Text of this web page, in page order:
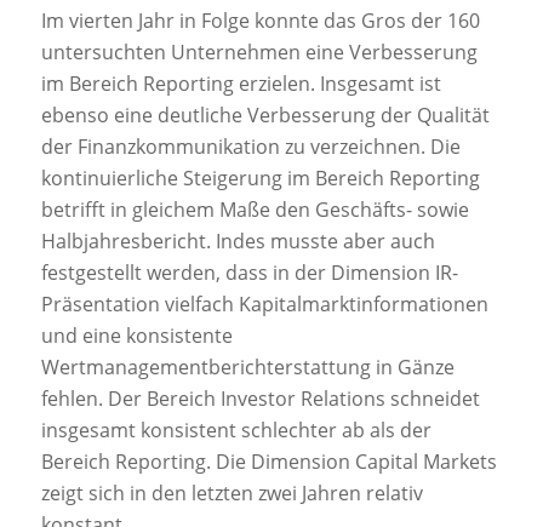
Im vierten Jahr in Folge konnte das Gros der 160
untersuchten Unternehmen eine Verbesserung
im Bereich Reporting erzielen. Insgesamt ist
ebenso eine deutliche Verbesserung der Qualität
der Finanzkommunikation zu verzeichnen. Die
kontinuierliche Steigerung im Bereich Reporting
betrifft in gleichem Maße den Geschäfts- sowie
Halbjahresbericht. Indes musste aber auch
festgestellt werden, dass in der Dimension IR-
Präsentation vielfach Kapitalmarktinformationen
und eine konsistente
Wertmanagementberichterstattung in Gänze
fehlen. Der Bereich Investor Relations schneidet
insgesamt konsistent schlechter ab als der
Bereich Reporting. Die Dimension Capital Markets
zeigt sich in den letzten zwei Jahren relativ